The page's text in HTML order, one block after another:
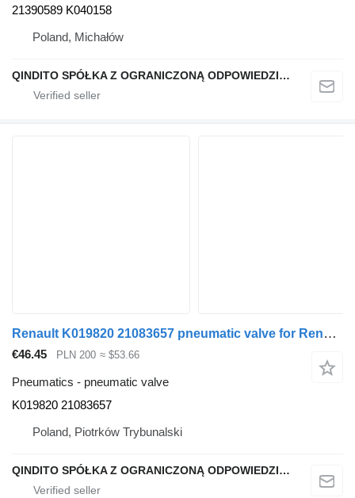
21390589 K040158
Poland, Michałów
QINDITO SPÓŁKA Z OGRANICZONĄ ODPOWIEDZIALNOŚCIĄ
Renault K019820 21083657 pneumatic valve for Renault PREMIUM MAGNUM DXI truck
€46.45 PLN 200 ≈ $53.66
Pneumatics - pneumatic valve
K019820 21083657
Poland, Piotrków Trybunalski
QINDITO SPÓŁKA Z OGRANICZONĄ ODPOWIEDZIALNOŚCIĄ